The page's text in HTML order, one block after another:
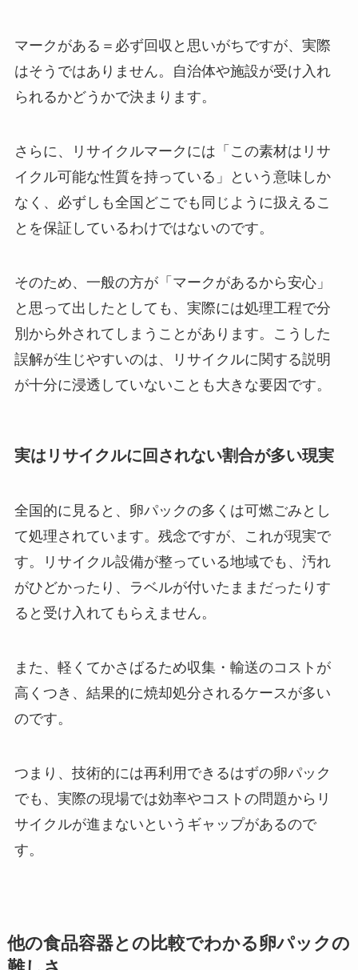
マークがある＝必ず回収と思いがちですが、実際
はそうではありません。自治体や施設が受け入れ
られるかどうかで決まります。
さらに、リサイクルマークには「この素材はリサ
イクル可能な性質を持っている」という意味しか
なく、必ずしも全国どこでも同じように扱えるこ
とを保証しているわけではないのです。
そのため、一般の方が「マークがあるから安心」
と思って出したとしても、実際には処理工程で分
別から外されてしまうことがあります。こうした
誤解が生じやすいのは、リサイクルに関する説明
が十分に浸透していないことも大きな要因です。
実はリサイクルに回されない割合が多い現実
全国的に見ると、卵パックの多くは可燃ごみとし
て処理されています。残念ですが、これが現実で
す。リサイクル設備が整っている地域でも、汚れ
がひどかったり、ラベルが付いたままだったりす
ると受け入れてもらえません。
また、軽くてかさばるため収集・輸送のコストが
高くつき、結果的に焼却処分されるケースが多い
のです。
つまり、技術的には再利用できるはずの卵パック
でも、実際の現場では効率やコストの問題からリ
サイクルが進まないというギャップがあるので
す。
他の食品容器との比較でわかる卵パックの